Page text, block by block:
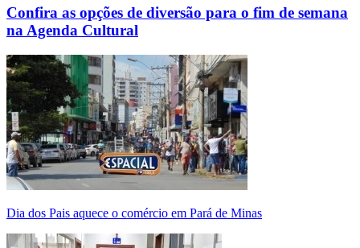
Confira as opções de diversão para o fim de semana
na Agenda Cultural
Dia dos Pais aquece o comércio em Pará de Minas